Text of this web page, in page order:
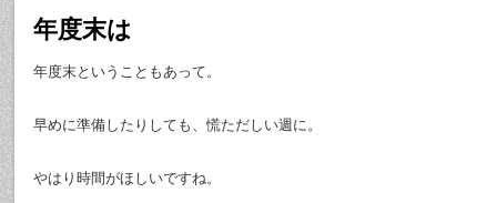
年度末は
年度末ということもあって。
早めに準備したりしても、慌ただしい週に。
やはり時間がほしいですね。